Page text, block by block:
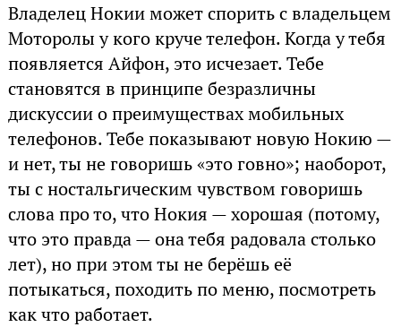
Владелец Нокии может спорить с владельцем
Моторолы у кого круче телефон. Когда у тебя
появляется Айфон, это исчезает. Тебе
становятся в принципе безразличны
дискуссии о преимуществах мобильных
телефонов. Тебе показывают новую Нокию —
и нет, ты не говоришь «это говно»; наоборот,
ты с ностальгическим чувством говоришь
слова про то, что Нокия — хорошая (потому,
что это правда — она тебя радовала столько
лет), но при этом ты не берёшь её
потыкаться, походить по меню, посмотреть
как что работает.